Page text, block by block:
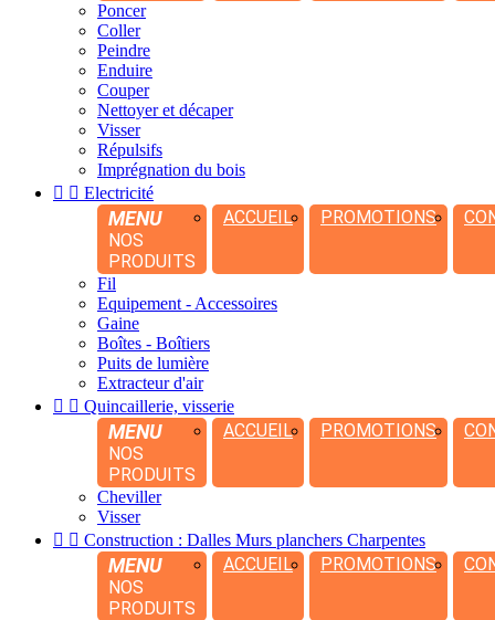
Poncer
Coller
Peindre
Enduire
Couper
Nettoyer et décaper
Visser
Répulsifs
Imprégnation du bois
  Electricité
MENU
NOS
PRODUITS
ACCUEIL PROMOTIONS
Fil
Equipement - Accessoires
Gaine
Boîtes - Boîtiers
Puits de lumière
Extracteur d'air
  Quincaillerie, visserie
MENU
NOS
PRODUITS
ACCUEIL PROMOTIONS
Cheviller
Visser
  Construction : Dalles Murs planchers Charpentes
MENU
NOS
PRODUITS
ACCUEIL PROMOTIONS